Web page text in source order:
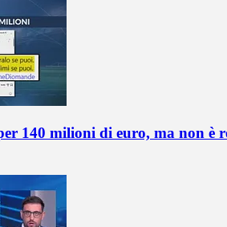
140 milioni di euro, ma non è